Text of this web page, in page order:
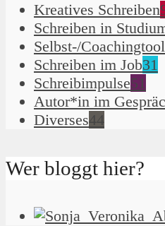
Kreatives Schreiben
Schreiben in
Selbst-/
Schreiben im Job31
Schreibimpulse51
Autor*in im
Diverses44
Wer bloggt hier?